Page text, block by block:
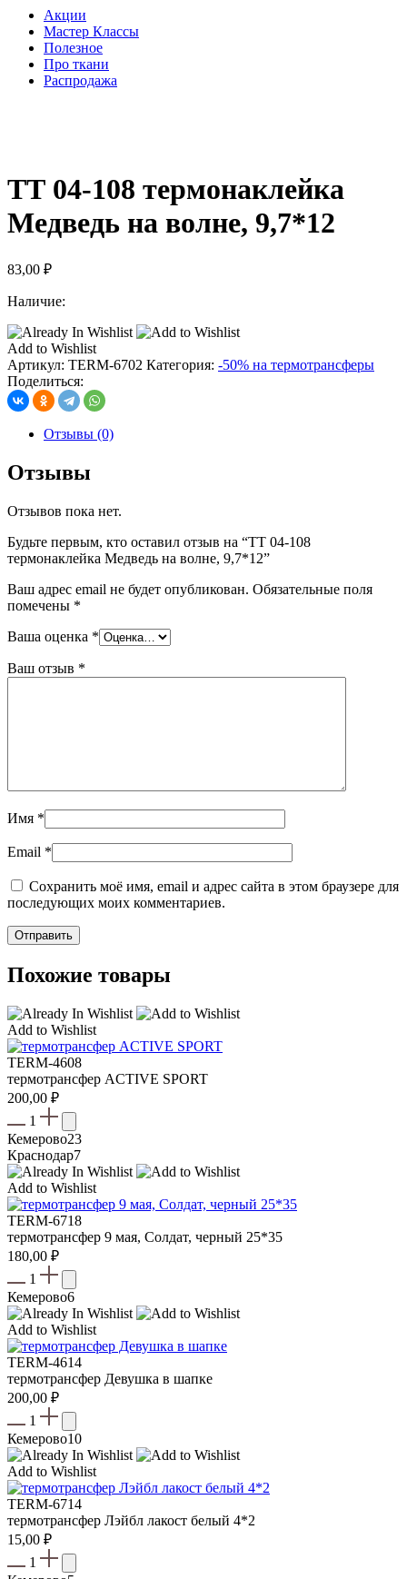
Акции
Мастер Классы
Полезное
Про ткани
Распродажа
ТТ 04-108 термонаклейка
Медведь на волне, 9,7*12
83,00 ₽
Наличие:
Add to Wishlist
Артикул: TERM-6702 Категория: -50% на термотрансферы
Поделиться:
Отзывы (0)
Отзывы
Отзывов пока нет.
Будьте первым, кто оставил отзыв на “ТТ 04-108
термонаклейка Медведь на волне, 9,7*12”
Ваш адрес email не будет опубликован. Обязательные поля
помечены *
Ваша оценка *
Ваш отзыв *
Имя *
Email *
Сохранить моё имя, email и адрес сайта в этом браузере для
последующих моих комментариев.
Похожие товары
Add to Wishlist
TERM-4608
термотрансфер ACTIVE SPORT
200,00 ₽
1
Кемерово23
Краснодар7
Add to Wishlist
TERM-6718
термотрансфер 9 мая, Солдат, черный 25*35
180,00 ₽
1
Кемерово6
Add to Wishlist
TERM-4614
термотрансфер Девушка в шапке
200,00 ₽
1
Кемерово10
Add to Wishlist
TERM-6714
термотрансфер Лэйбл лакост белый 4*2
15,00 ₽
1